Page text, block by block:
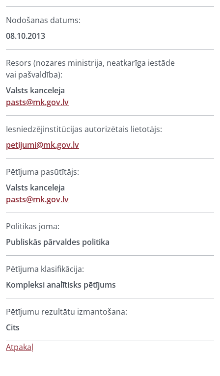
Nodošanas datums:
08.10.2013
Resors (nozares ministrija, neatkarīga iestāde
vai pašvaldība):
Valsts kanceleja
pasts@mk.gov.lv
Iesniedzējinstitūcijas autorizētais lietotājs:
petijumi@mk.gov.lv
Pētījuma pasūtītājs:
Valsts kanceleja
pasts@mk.gov.lv
Politikas joma:
Publiskās pārvaldes politika
Pētījuma klasifikācija:
Kompleksi analītisks pētījums
Pētījumu rezultātu izmantošana:
Cits
Atpakaļ